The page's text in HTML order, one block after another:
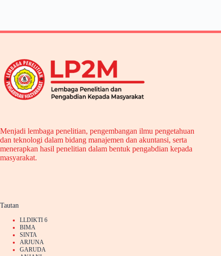
Menjadi lembaga penelitian, pengembangan ilmu pengetahuan
dan teknologi dalam bidang manajemen dan akuntansi, serta
menerapkan hasil penelitian dalam bentuk pengabdian kepada
masyarakat.
Tautan
LLDIKTI 6
BIMA
SINTA
ARJUNA
GARUDA